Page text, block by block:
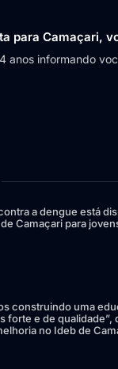
para Camaçari,
anos informando
a dengue está
Camaçari para
construindo uma
forte e de qualidade”,
no Ideb de